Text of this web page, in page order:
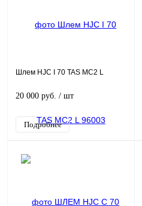
Шлем HJC I 70 TAS MC2 L
20 000 руб. / шт
Подробнее